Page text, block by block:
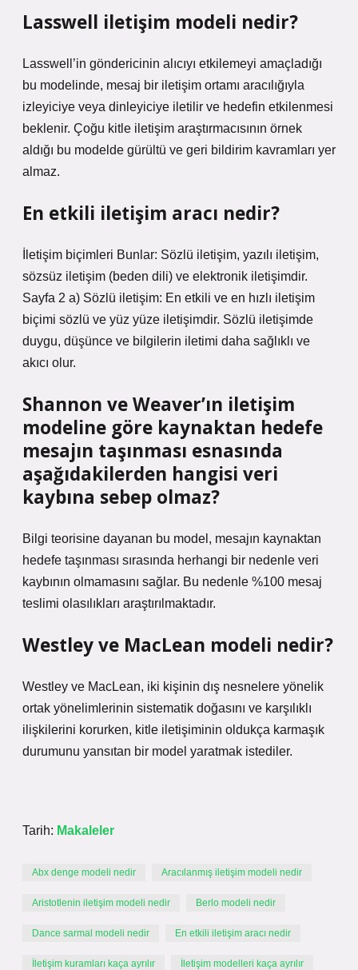
Lasswell iletişim modeli nedir?
Lasswell’in göndericinin alıcıyı etkilemeyi amaçladığı
bu modelinde, mesaj bir iletişim ortamı aracılığıyla
izleyiciye veya dinleyiciye iletilir ve hedefin etkilenmesi
beklenir. Çoğu kitle iletişim araştırmacısının örnek
aldığı bu modelde gürültü ve geri bildirim kavramları yer
almaz.
En etkili iletişim aracı nedir?
İletişim biçimleri Bunlar: Sözlü iletişim, yazılı iletişim,
sözsüz iletişim (beden dili) ve elektronik iletişimdir.
Sayfa 2 a) Sözlü iletişim: En etkili ve en hızlı iletişim
biçimi sözlü ve yüz yüze iletişimdir. Sözlü iletişimde
duygu, düşünce ve bilgilerin iletimi daha sağlıklı ve
akıcı olur.
Shannon ve Weaver’ın iletişim
modeline göre kaynaktan hedefe
mesajın taşınması esnasında
aşağıdakilerden hangisi veri
kaybına sebep olmaz?
Bilgi teorisine dayanan bu model, mesajın kaynaktan
hedefe taşınması sırasında herhangi bir nedenle veri
kaybının olmamasını sağlar. Bu nedenle %100 mesaj
teslimi olasılıkları araştırılmaktadır.
Westley ve MacLean modeli nedir?
Westley ve MacLean, iki kişinin dış nesnelere yönelik
ortak yönelimlerinin sistematik doğasını ve karşılıklı
ilişkilerini korurken, kitle iletişiminin oldukça karmaşık
durumunu yansıtan bir model yaratmak istediler.
Tarih: Makaleler
Abx denge modeli nedir Aracılanmış iletişim modeli nedir
Aristotlenin iletişim modeli nedir Berlo modeli nedir
Dance sarmal modeli nedir En etkili iletişim aracı nedir
İletişim kuramları kaça ayrılır İletişim modelleri kaça ayrılır